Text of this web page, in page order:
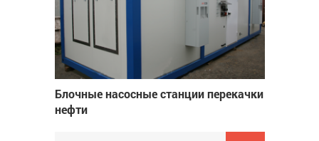
Блочные насосные станции перекачки
нефти